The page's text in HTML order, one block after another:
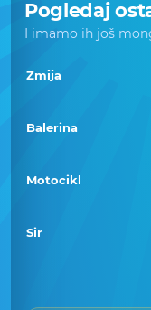
Pogledaj
I imamo ih još
Zmija
Balerina
Motocikl
Sir